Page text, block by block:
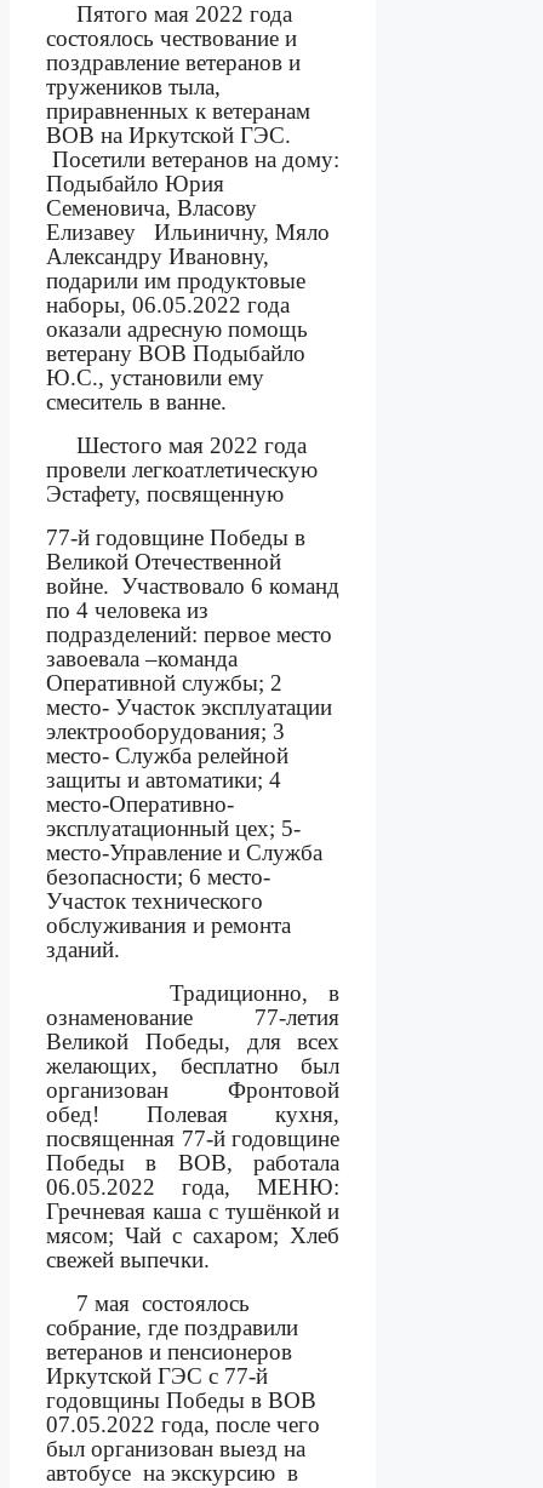
Пятого мая 2022 года
состоялось чествование и
поздравление ветеранов и
тружеников тыла,
приравненных к ветеранам
ВОВ на Иркутской ГЭС.
Посетили ветеранов на дому:
Подыбайло Юрия
Семеновича, Власову
Елизавеу
Ильиничну, Мяло
Александру Ивановну,
подарили им продуктовые
наборы, 06.05.2022 года
оказали адресную помощь
ветерану ВОВ Подыбайло
Ю.С., установили ему
смеситель в ванне.
Шестого мая 2022 года
провели легкоатлетическую
Эстафету, посвященную
77-й годовщине Победы в
Великой Отечественной
войне. Участвовало 6 команд
по 4 человека из
подразделений: первое место
завоевала –команда
Оперативной службы; 2
место- Участок эксплуатации
электрооборудования; 3
место- Служба релейной
защиты и автоматики; 4
место-Оперативно-
эксплуатационный цех; 5-
место-Управление и Служба
безопасности; 6 место-
Участок технического
обслуживания и ремонта
зданий.
Традиционно, в
ознаменование 77-летия
Великой Победы, для всех
желающих, бесплатно был
организован Фронтовой
обед! Полевая кухня,
посвященная 77-й годовщине
Победы в ВОВ, работала
06.05.2022 года, МЕНЮ:
Гречневая каша с тушёнкой и
мясом; Чай с сахаром; Хлеб
свежей выпечки.
7 мая состоялось
собрание, где поздравили
ветеранов и пенсионеров
Иркутской ГЭС с 77-й
годовщины Победы в ВОВ
07.05.2022 года, после чего
был организован выезд на
автобусе на экскурсию в